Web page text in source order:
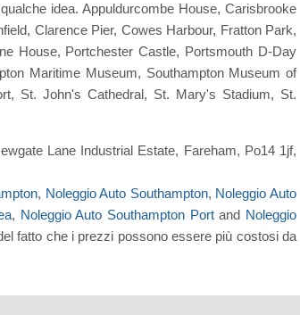
idea. Appuldurcombe House, Carisbrooke
Clarence Pier, Cowes Harbour, Fratton Park,
House, Portchester Castle, Portsmouth D-Day
Maritime Museum, Southampton Museum of
St. John's Cathedral, St. Mary's Stadium, St.
Lane Industrial Estate, Fareham, Po14 1jf,
, Noleggio Auto Southampton, Noleggio Auto
, Noleggio Auto Southampton Portand Noleggio
fatto che i prezzi possono essere più costosi da